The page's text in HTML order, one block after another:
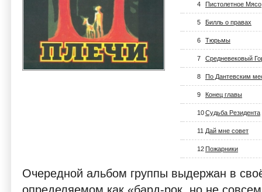
4 Пистолетное Мясо
5 Билль о правах
6 Тюрьмы
7 Средневековый
8 По Дантевским
9 Конец главы
10Судьба Резидента
11 Дай мне совет
12Пожарники
Очередной альбом группы выдержан в